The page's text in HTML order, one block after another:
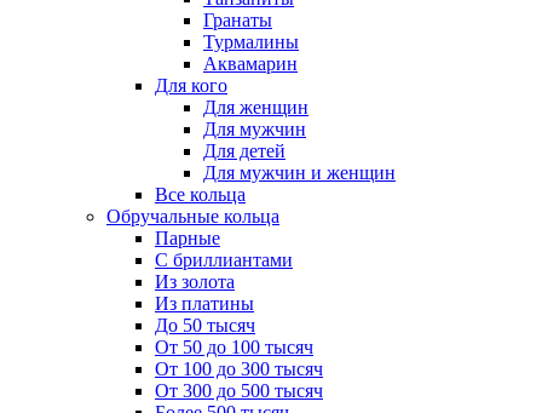
Гранаты
Турмалины
Аквамарин
Для кого
Для женщин
Для мужчин
Для детей
Для мужчин и женщин
Все кольца
Обручальные кольца
Парные
С бриллиантами
Из золота
Из платины
До 50 тысяч
От 50 до 100 тысяч
От 100 до 300 тысяч
От 300 до 500 тысяч